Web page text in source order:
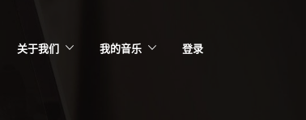
关于我们 我的音乐 登录